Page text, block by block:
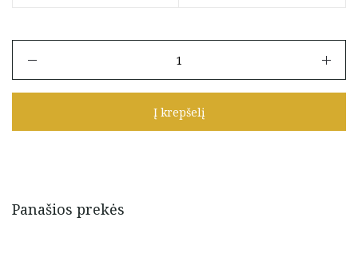
Auksinė
begalybės
cm
Į krepšelį
Panašios prekės